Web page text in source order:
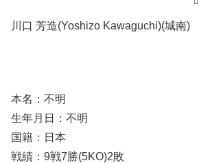
川口 芳造(Yoshizo Kawaguchi)(城南)
本名：不明
生年月日：不明
国籍：日本
戦績：9戦7勝(5KO)2敗